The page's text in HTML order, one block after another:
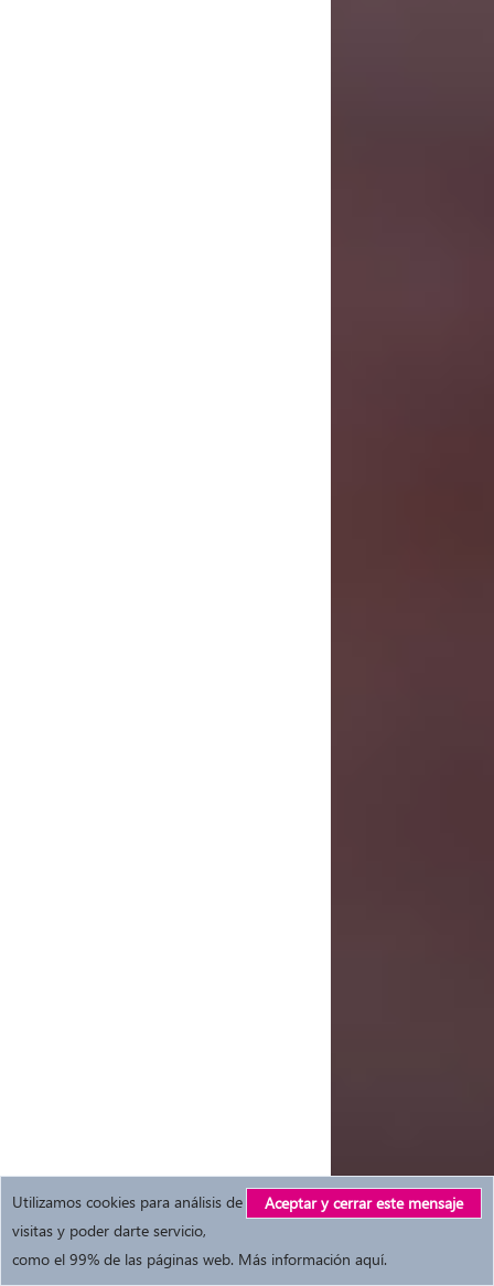
Aceptar y cerrar este mensaje
Utilizamos cookies para análisis de
visitas y poder darte servicio,
como el 99% de las páginas web. Más información aquí.